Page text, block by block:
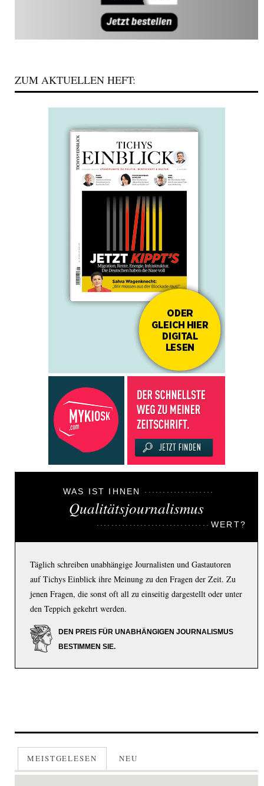
ZUM AKTUELLEN HEFT:
WAS IST IHNEN
Qualitätsjournalismus
WERT?
Täglich schreiben unabhängige Journalisten und Gastautoren
auf Tichys Einblick ihre Meinung zu den Fragen der Zeit. Zu
jenen Fragen, die sonst oft all zu einseitig dargestellt oder unter
den Teppich gekehrt werden.
DEN PREIS FÜR UNABHÄNGIGEN JOURNALISMUS
BESTIMMEN SIE.
MEISTGELESEN NEU